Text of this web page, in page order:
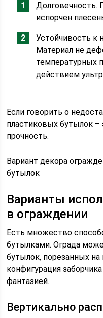
Долговечность.
испорчен
Устойчивость к
Материал не
температурных
действием
Если говорить о
пластиковых бутылок –
прочность.
Вариант декора
бутылок
Варианты
в ограждении
Есть множество
бутылками. Ограда
бутылок, порезанных
конфигурация
фантазией.
Вертикально